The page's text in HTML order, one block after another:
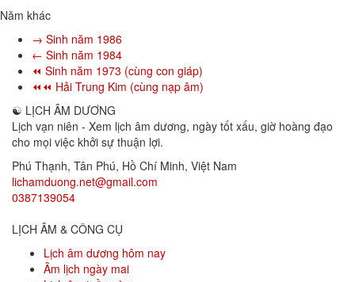
Năm khác
→ Sinh năm 1986
← Sinh năm 1984
⏪ Sinh năm 1973 (cùng con giáp)
⏪⏪ Hải Trung Kim (cùng nạp âm)
☯ LỊCH ÂM DƯƠNG
Lịch vạn niên - Xem lịch âm dương, ngày tốt xấu, giờ hoàng đạo
cho mọi việc khởi sự thuận lợi.
Phú Thạnh, Tân Phú, Hồ Chí Minh, Việt Nam
lichamduong.net@gmail.com
0387139054
LỊCH ÂM & CÔNG CỤ
Lịch âm dương hôm nay
Âm lịch ngày mai